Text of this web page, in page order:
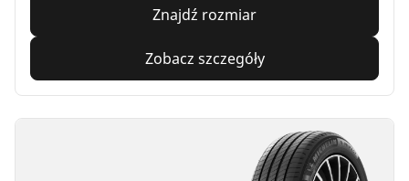
Znajdź rozmiar
Zobacz szczegóły